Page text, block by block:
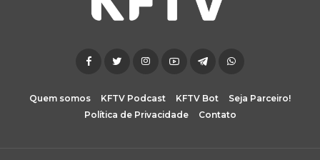
Quem somos KFTV Podcast KFTV Bot
Seja Parceiro!
Política de Privacidade
Contato